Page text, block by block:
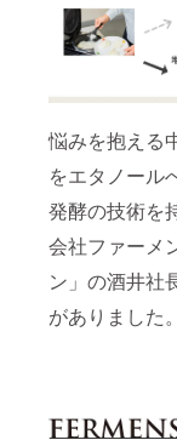
悩みを抱える
をエタノール
発酵の技術を
会社ファーメ
ン」の酒井社
がありました。